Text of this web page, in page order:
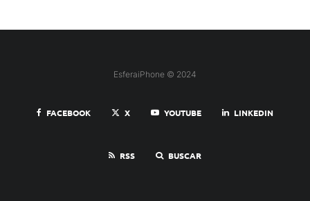
EsferaiPhone © 2024
FACEBOOK X YOUTUBE LINKEDIN
RSS BUSCAR